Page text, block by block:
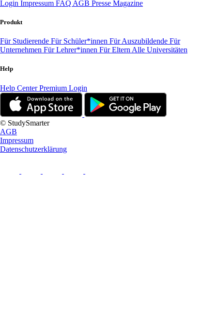
Login Impressum FAQ AGB Presse Magazine
Produkt
Für Studierende Für Schüler*innen Für Auszubildende Für
Unternehmen Für Lehrer*innen Für Eltern Alle Universitäten
Help
Help CenterPremium Login
© StudySmarter
AGB
Impressum
Datenschutzerklärung